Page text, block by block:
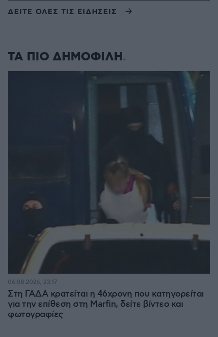
ΔΕΙΤΕ ΟΛΕΣ ΤΙΣ ΕΙΔΗΣΕΙΣ
ΤΑ ΠΙΟ ΔΗΜΟΦΙΛΗ
Στη ΓΑΔΑ κρατείται η 46χρονη που κατηγορείται
για την επίθεση στη Marfin, δείτε βίντεο και
φωτογραφίες
06.08.2026, 23:17